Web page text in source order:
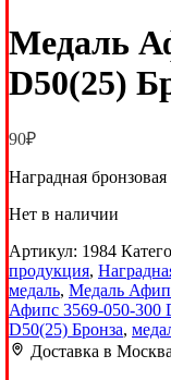
Медаль
D50(25)
90₽
Наградная
Нет в наличии
Артикул: 1984
продукция,
медаль, Медаль
Афипс 3569-050-300
D50(25) Бронза,
Доставка в Москва